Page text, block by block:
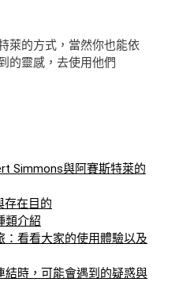
萊的方式，當然你也能依
的靈感，去使用他們
Simmons與阿賽斯特萊的
存在目的
類介紹
：看看大家的使用體驗以及
結時，可能會遇到的疑惑與